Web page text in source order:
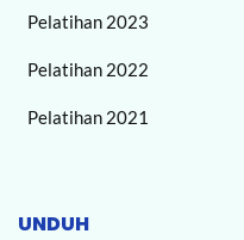
Pelatihan 2023
Pelatihan 2022
Pelatihan 2021
UNDUH